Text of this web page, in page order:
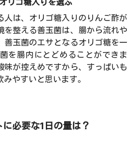
は、オリゴ糖入りのりんご酢が
を整える善玉菌は、腸から流れや
善玉菌のエサとなるオリゴ糖を一
を腸内にとどめることができま
味が控えめですから、すっぱいも
やすいと思います。
必要な1日の量は？